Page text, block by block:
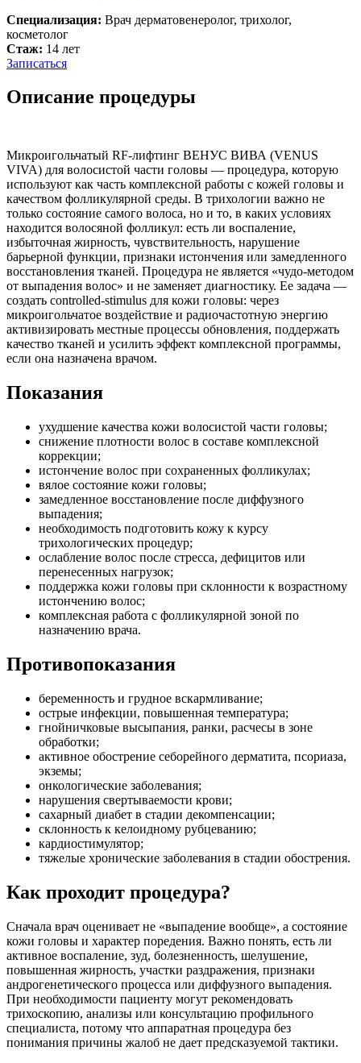
Специализация: Врач дерматовенеролог, трихолог,
косметолог
Стаж: 14 лет
Записаться
Описание процедуры
Микроигольчатый RF-лифтинг ВЕНУС ВИВА (VENUS
VIVA) для волосистой части головы — процедура, которую
используют как часть комплексной работы с кожей головы и
качеством фолликулярной среды. В трихологии важно не
только состояние самого волоса, но и то, в каких условиях
находится волосяной фолликул: есть ли воспаление,
избыточная жирность, чувствительность, нарушение
барьерной функции, признаки истончения или замедленного
восстановления тканей. Процедура не является «чудо-методом
от выпадения волос» и не заменяет диагностику. Ее задача —
создать controlled-stimulus для кожи головы: через
микроигольчатое воздействие и радиочастотную энергию
активизировать местные процессы обновления, поддержать
качество тканей и усилить эффект комплексной программы,
если она назначена врачом.
Показания
ухудшение качества кожи волосистой части головы;
снижение плотности волос в составе комплексной
коррекции;
истончение волос при сохраненных фолликулах;
вялое состояние кожи головы;
замедленное восстановление после диффузного
выпадения;
необходимость подготовить кожу к курсу
трихологических процедур;
ослабление волос после стресса, дефицитов или
перенесенных нагрузок;
поддержка кожи головы при склонности к возрастному
истончению волос;
комплексная работа с фолликулярной зоной по
назначению врача.
Противопоказания
беременность и грудное вскармливание;
острые инфекции, повышенная температура;
гнойничковые высыпания, ранки, расчесы в зоне
обработки;
активное обострение себорейного дерматита, псориаза,
экземы;
онкологические заболевания;
нарушения свертываемости крови;
сахарный диабет в стадии декомпенсации;
склонность к келоидному рубцеванию;
кардиостимулятор;
тяжелые хронические заболевания в стадии обострения.
Как проходит процедура?
Сначала врач оценивает не «выпадение вообще», а состояние
кожи головы и характер поредения. Важно понять, есть ли
активное воспаление, зуд, болезненность, шелушение,
повышенная жирность, участки раздражения, признаки
андрогенетического процесса или диффузного выпадения.
При необходимости пациенту могут рекомендовать
трихоскопию, анализы или консультацию профильного
специалиста, потому что аппаратная процедура без
понимания причины жалоб не дает предсказуемой тактики.